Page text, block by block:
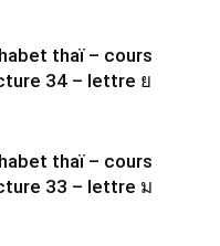
thaï – cours
34 – lettre ย
thaï – cours
33 – lettre ม